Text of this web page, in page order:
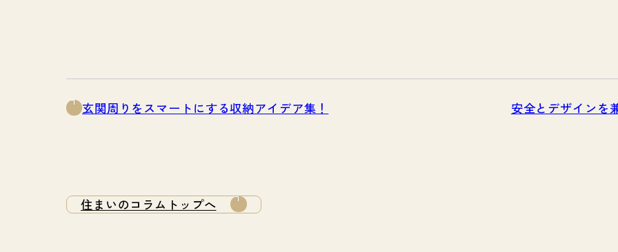
玄関周りをスマートにする収納アイデア集！ 安全とデザインを
住まいのコラムトップへ